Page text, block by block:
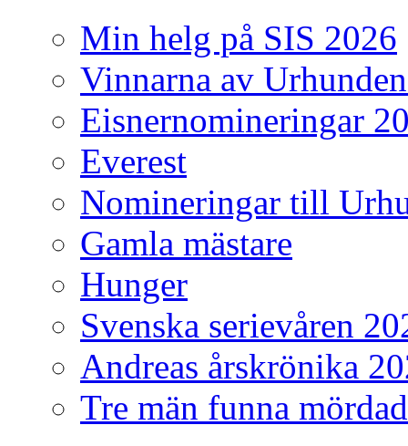
Min helg på SIS 2026
Vinnarna av
Eisnernomineringar
Everest
Nomineringar till
Gamla mästare
Hunger
Svenska serievåren
Andreas årskrönika
Tre män funna